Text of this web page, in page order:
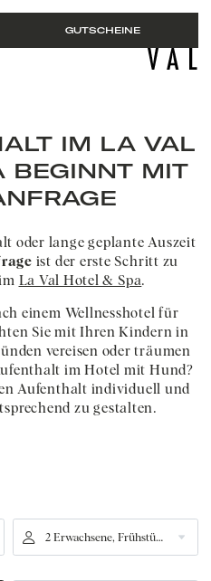
GUTSCHEINE
DE
SUITEN
UNS
Meetings
FAQ
IM LA VAL
BEGINNT MIT
oder lange geplante Auszeit
ist der erste Schritt zu
La Val Hotel & Spa.
einem Wellnesshotel für
Sie mit Ihren Kindern in
vereisen oder träumen
im Hotel mit Hund?
Aufenthalt individuell und
zu gestalten.
2 Erwachsene, Frühstück